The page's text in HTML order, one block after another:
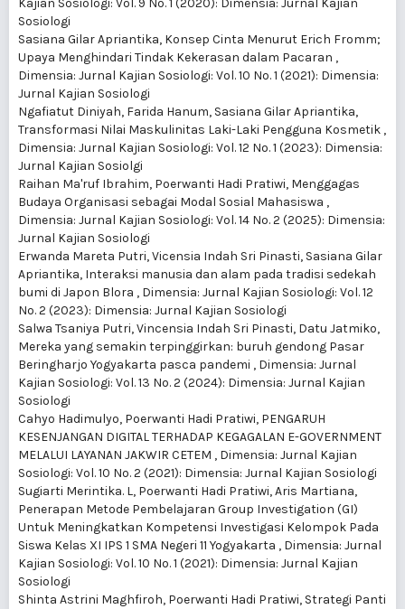
Kajian Sosiologi: Vol. 9 No. 1 (2020): Dimensia: Jurnal Kajian
Sosiologi
Sasiana Gilar Apriantika, Konsep Cinta Menurut Erich Fromm;
Upaya Menghindari Tindak Kekerasan dalam Pacaran ,
Dimensia: Jurnal Kajian Sosiologi: Vol. 10 No. 1 (2021): Dimensia:
Jurnal Kajian Sosiologi
Ngafiatut Diniyah, Farida Hanum, Sasiana Gilar Apriantika,
Transformasi Nilai Maskulinitas Laki-Laki Pengguna Kosmetik ,
Dimensia: Jurnal Kajian Sosiologi: Vol. 12 No. 1 (2023): Dimensia:
Jurnal Kajian Sosiolgi
Raihan Ma'ruf Ibrahim, Poerwanti Hadi Pratiwi, Menggagas
Budaya Organisasi sebagai Modal Sosial Mahasiswa ,
Dimensia: Jurnal Kajian Sosiologi: Vol. 14 No. 2 (2025): Dimensia:
Jurnal Kajian Sosiologi
Erwanda Mareta Putri, Vicensia Indah Sri Pinasti, Sasiana Gilar
Apriantika, Interaksi manusia dan alam pada tradisi sedekah
bumi di Japon Blora , Dimensia: Jurnal Kajian Sosiologi: Vol. 12
No. 2 (2023): Dimensia: Jurnal Kajian Sosiologi
Salwa Tsaniya Putri, Vincensia Indah Sri Pinasti, Datu Jatmiko,
Mereka yang semakin terpinggirkan: buruh gendong Pasar
Beringharjo Yogyakarta pasca pandemi , Dimensia: Jurnal
Kajian Sosiologi: Vol. 13 No. 2 (2024): Dimensia: Jurnal Kajian
Sosiologi
Cahyo Hadimulyo, Poerwanti Hadi Pratiwi, PENGARUH
KESENJANGAN DIGITAL TERHADAP KEGAGALAN E-GOVERNMENT
MELALUI LAYANAN JAKWIR CETEM , Dimensia: Jurnal Kajian
Sosiologi: Vol. 10 No. 2 (2021): Dimensia: Jurnal Kajian Sosiologi
Sugiarti Merintika. L, Poerwanti Hadi Pratiwi, Aris Martiana,
Penerapan Metode Pembelajaran Group Investigation (GI)
Untuk Meningkatkan Kompetensi Investigasi Kelompok Pada
Siswa Kelas XI IPS 1 SMA Negeri 11 Yogyakarta , Dimensia: Jurnal
Kajian Sosiologi: Vol. 10 No. 1 (2021): Dimensia: Jurnal Kajian
Sosiologi
Shinta Astrini Maghfiroh, Poerwanti Hadi Pratiwi, Strategi Panti